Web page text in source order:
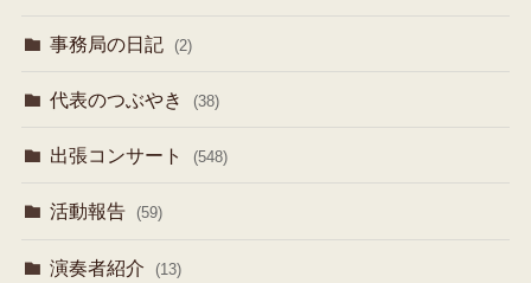
事務局の日記 (2)
代表のつぶやき (38)
出張コンサート (548)
活動報告 (59)
演奏者紹介 (13)